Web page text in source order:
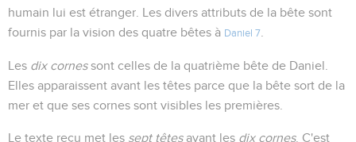
humain lui est étranger. Les divers attributs de la bête sont
fournis par la vision des quatre bêtes à Daniel 7
Les dix cornessont celles de la quatrième bête de Daniel.
Elles apparaissent avant les têtes parce que la bête sort de la
mer et que ses cornes sont visibles les premières.
Le texte reçu met les sept têtesavant les dix cornes. C'est